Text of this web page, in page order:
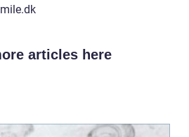
articles here